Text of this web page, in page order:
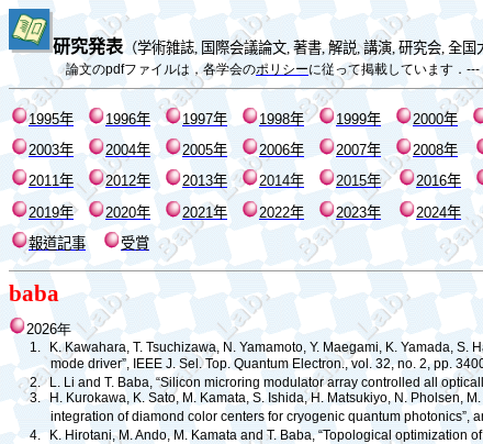
研究発表（学術雑誌, 国際会議論文,著書,解説,講演,研究会, 全国
論文のpdfファイルは，各学会のポリシーに従って掲載しています． ---
1995年 1996年 1997年 1998年 1999年 2000年
2003年 2004年 2005年 2006年 2007年 2008年
2011年 2012年 2013年 2014年 2015年 2016年
2019年 2020年 2021年 2022年 2023年 2024年
報道記事
受賞
baba
2026年
1.
K. Kawahara, T. Tsuchizawa, N. Yamamoto, Y. Maegami, K. Yamada,
mode driver”, IEEE J. Sel. Top. Quantum Electron., vol. 32, no. 2, pp.
2. L. Li and T. Baba, “Silicon microring modulator array controlled all
3.
H. Kurokawa, K. Sato, M. Kamata, S. Ishida, H. Matsukiyo, N. Pholsen,
integration of diamond color centers for cryogenic quantum photonics”,
4. K. Hirotani, M. Ando, M. Kamata and T. Baba, “Topological